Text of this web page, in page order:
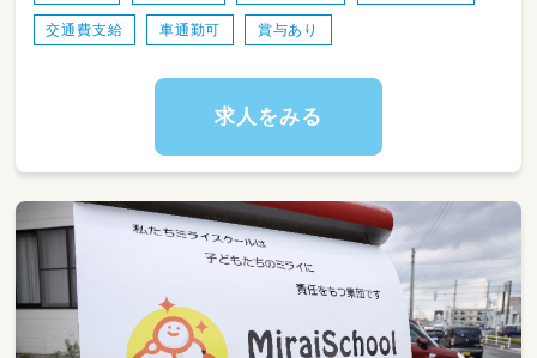
・お子さん一人ひとりに合わせた個別療育（1人
・2～4名程度の小集団療育（ボードゲームなど
・保護者への連絡帳記入、面談対応
・行事の準備（夏祭り・クリスマス会など、年間1
3回予定）
交通費支給 車通勤可 賞与あり
求人をみる